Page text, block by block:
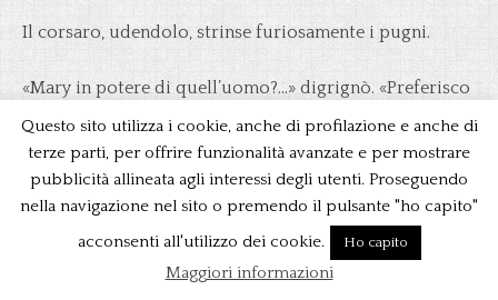
Il corsaro, udendolo, strinse furiosamente i pugni.
«Mary in potere di quell’uomo?…» digrignò. «Preferisco
mille volte vederla morta ai miei piedi.»
«Io non ho ancora perduta la speranza di salvarci tutti,»
disse Enrico.
Questo sito utilizza i cookie, anche di profilazione e anche di
terze parti, per offrire funzionalità avanzate e per mostrare
pubblicità allineata agli interessi degli utenti. Proseguendo
nella navigazione nel sito o premendo il pulsante "ho capito"
acconsenti all'utilizzo dei cookie.
Ho capito
Maggiori informazioni